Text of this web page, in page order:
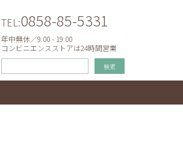
TEL:0858-85-5331
年中無休／9:00 - 19:00
コンビニエンスストアは24時間営業
検索